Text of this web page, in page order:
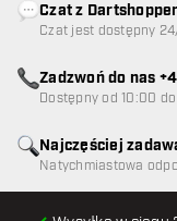
Najczęściej
Natychmiastowa
Czat z Dartshopper
Czat jest dostępny
Zadzwoń do nas
Dostępny od 10:00